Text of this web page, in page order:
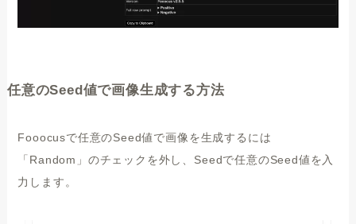
任意のSeed値で画像生成する方法
Fooocusで任意のSeed値で画像を生成するには
「Random」のチェックを外し、Seedで任意のSeed値を入
力します。